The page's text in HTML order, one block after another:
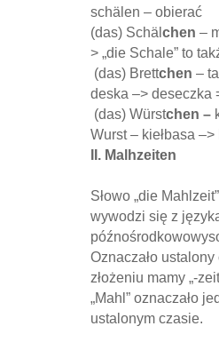
schälen – obierać
(das) Schäl chen –
> „die Schale” to
(das) Brettchen –
deska –> deseczka
(das) Würstchen –
Wurst – kiełbasa –>
II. Malhzeiten
Słowo „die
wywodzi się z
Oznaczało
złożeniu mamy „-
„Mahl” oznaczało
ustalonym czasie.